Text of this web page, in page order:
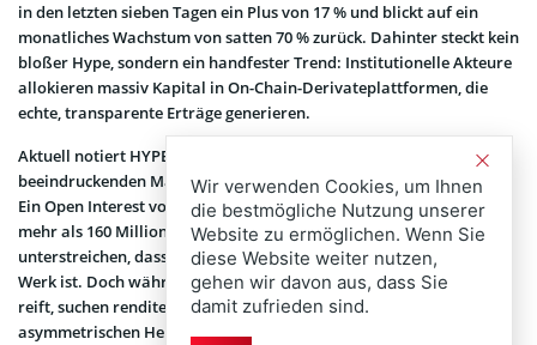
in den letzten sieben Tagen ein Plus von 17 % und blickt auf ein
monatliches Wachstum von satten 70 % zurück. Dahinter steckt kein
bloßer Hype, sondern ein handfester Trend: Institutionelle Akteure
allokieren massiv Kapital in On-Chain-Derivateplattformen, die
echte, transparente Erträge generieren.
Aktuell notiert HYPE nahe der Marke von 73 $ bei einer
beeindruckenden Marktkapitalisierung von über 18 Milliarden $.
Ein Open Interest von rund 10 Milliarden $ sowie ETF-Zuflüsse von
mehr als 160 Millionen $ in den vergangenen Wochen
unterstreichen, dass hier langfristiges, strategisches Kapital am
Werk ist. Doch während die Bewertung von Hyperliquid bereits
reift, suchen renditeorientierte Investoren nach dem nächsten
asymmetrischen Hebel im Bereich der Cross-Chain-Infrastruktur.
Wir verwenden Cookies, um Ihnen
die bestmögliche Nutzung unserer
Website zu ermöglichen. Wenn Sie
diese Website weiter nutzen,
gehen wir davon aus, dass Sie
damit zufrieden sind.